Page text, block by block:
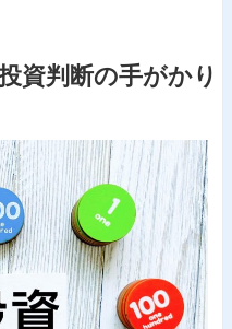
資判断の手がかり